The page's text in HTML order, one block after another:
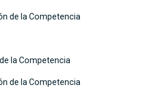
de la Competencia
la Competencia
de la Competencia